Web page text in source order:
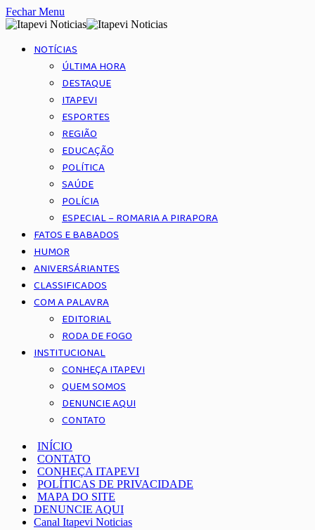
Fechar Menu
NOTÍCIAS
ÚLTIMA HORA
DESTAQUE
ITAPEVI
ESPORTES
REGIÃO
EDUCAÇÃO
POLÍTICA
SAÚDE
POLÍCIA
ESPECIAL – ROMARIA A PIRAPORA
FATOS E BABADOS
HUMOR
ANIVERSÁRIANTES
CLASSIFICADOS
COM A PALAVRA
EDITORIAL
RODA DE FOGO
INSTITUCIONAL
CONHEÇA ITAPEVI
QUEM SOMOS
DENUNCIE AQUI
CONTATO
INÍCIO
CONTATO
CONHEÇA ITAPEVI
POLÍTICAS DE PRIVACIDADE
MAPA DO SITE
DENUNCIE AQUI
Canal Itapevi Noticias